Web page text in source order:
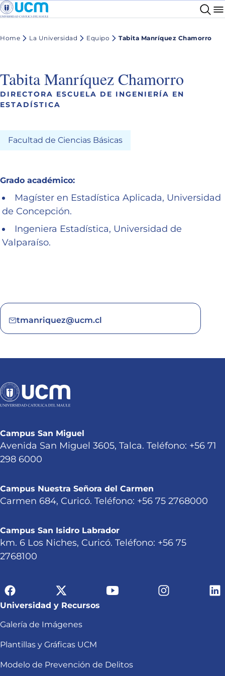
Home La Universidad Equipo Tabita Manríquez Chamorro
Tabita Manríquez Chamorro
DIRECTORA ESCUELA DE INGENIERÍA EN
ESTADÍSTICA
Facultad de Ciencias Básicas
Grado académico:
Magíster en Estadística Aplicada, Universidad
de Concepción.
Ingeniera Estadística, Universidad de
Valparaíso.
tmanriquez@ucm.cl
Campus San Miguel
Avenida San Miguel 3605, Talca. Teléfono: +56 71
298 6000
Campus Nuestra Señora del Carmen
Carmen 684, Curicó. Teléfono: +56 75 2768000
Campus San Isidro Labrador
km. 6 Los Niches, Curicó. Teléfono: +56 75
2768100
Universidad y Recursos
Galería de Imágenes
Plantillas y Gráficas UCM
Modelo de Prevención de Delitos